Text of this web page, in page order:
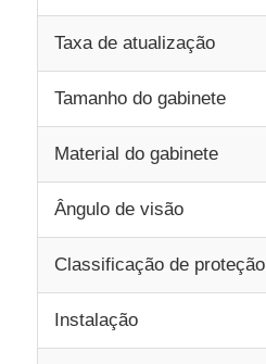
Taxa de atualização
Tamanho do gabinete
Material do gabinete
Ângulo de visão
Classificação de proteção
Instalação